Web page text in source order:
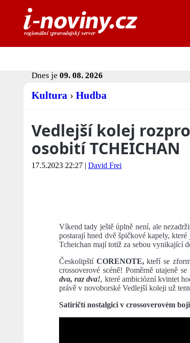
Dnes je 09. 08. 2026
Kultura › Hudba
Vedlejší kolej
osobití TCHEICHAN
17.5.2023 22:27 | David Frei
Víkend tady ještě úplně není, ale
postarají hned dvě špičkové kapely,
Tcheichan mají totiž za sebou vynikající
Českolipští CORENOTE,kteří se
crossoverové scéně! Poměrně utajeně
dva, raz dva!, které ambiciózní kvintet
právě v novoborské Vedlejší koleji už
Satiričtí nostalgici v crossoverovém